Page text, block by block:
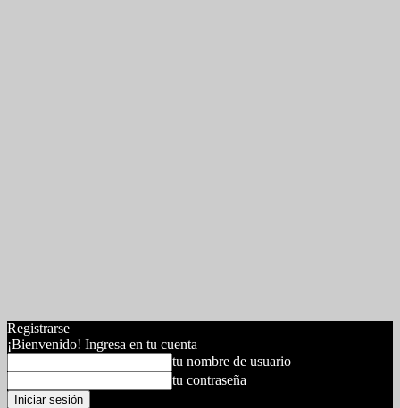
Registrarse
¡Bienvenido! Ingresa en tu cuenta
tu nombre de usuario
tu contraseña